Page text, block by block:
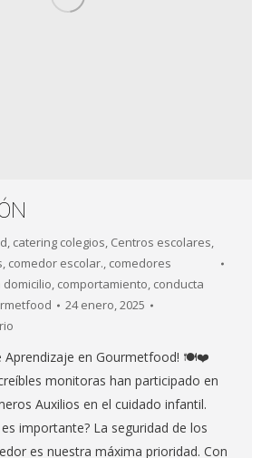
, catering colegios, Centros escolares,
, comedor escolar., comedores
domicilio, comportamiento, conducta
24 enero, 2025
Aprendizaje en Gourmetfood! 🍽️❤️
monitoras han participado en
Auxilios en el cuidado infantil.
es importante? La seguridad de los
es nuestra máxima prioridad. Con